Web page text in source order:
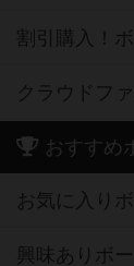
割引購入！
クラウドフ
おすすめ
お気に入り
興味ありボ